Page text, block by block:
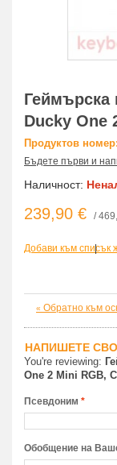
Геймърскa
Ducky One
Продуктов номер:
Бъдете първи и
Наличност:
239,90 € /
Добави към списък
|
« Обратно към
НАПИШЕТЕ
You're reviewing:
One 2 Mini RGB,
*
Псевдоним
Обобщение на